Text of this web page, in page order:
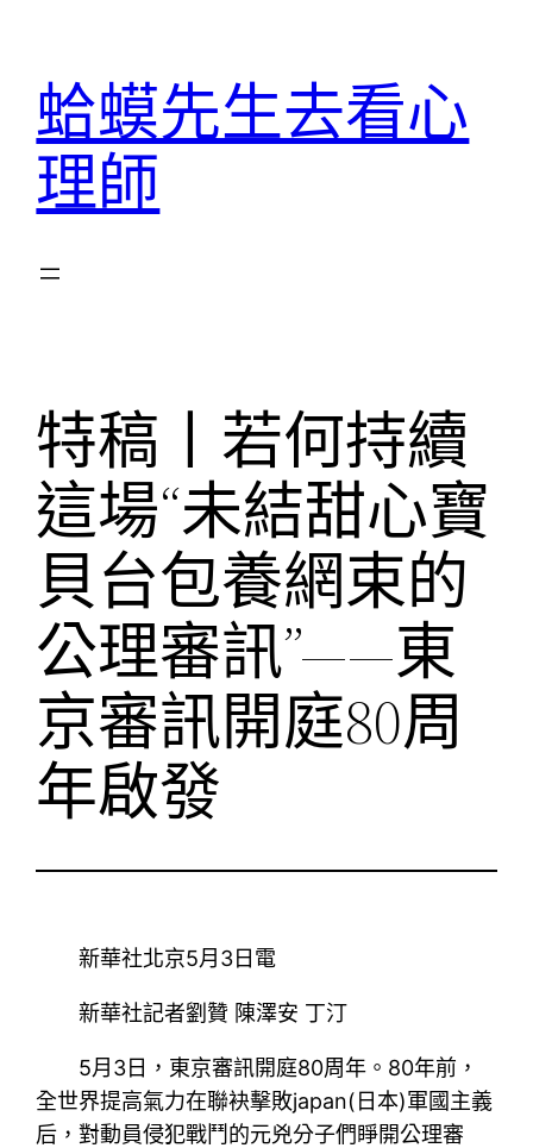
蛤蟆先生去看心
理師
特稿丨若何持續
這場“未結甜心寶
貝台包養網束的
公理審訊”——東
京審訊開庭80周
年啟發
新華社北京5月3日電
新華社記者劉贊 陳澤安 丁汀
5月3日，東京審訊開庭80周年。80年前，
全世界提高氣力在聯袂擊敗japan(日本)軍國主義
后，對動員侵犯戰鬥的元兇分子們睜開公理審